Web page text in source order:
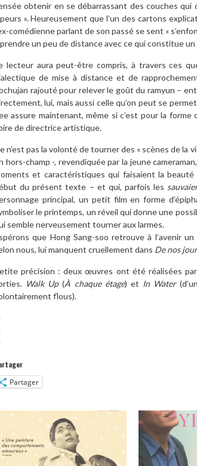
obtenir en se débarrassant des couches qui
». Heureusement que l’un des cartons
comédienne parlant de son passé se sent «
un peu de distance avec ce qui constitue un
lecteur aura peut-être compris, à travers ces
de mise à distance et de
rajouté pour relever le goût du ramyun –
lui, mais aussi celle qu’on peut se
assure maintenant, même si c’est pour la
de directrice artistique.
n’est pas la volonté de tourner des « scènes de la
hors-champ -, revendiquée par la jeune
et caractéristiques qui faisaient la
du présent texte – et qui, parfois les
principal, un petit film en forme
le printemps, un réveil qui donne une
semble nerveusement tourner aux larmes.
que Hong Sang-soo retrouve à l’avenir
nous, lui manquent cruellement dans De nos
précision : deux œuvres ont été réalisées
Walk Up(À chaque étage) et In Water
flous).
Partager